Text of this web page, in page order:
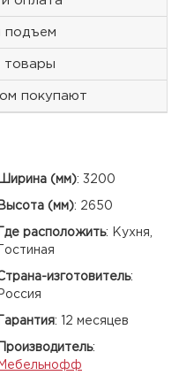
подъем
товары
покупают
Ширина (мм): 3200
Высота (мм): 2650
Где расположить:
Кухня,
Гостиная
изготовитель:
Россия
Гарантия: 12 месяцев
Производитель:
Мебельнофф